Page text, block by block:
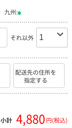
九州:
それ以外
配送先の住所を
指定する
小計 4,880 円(税込)